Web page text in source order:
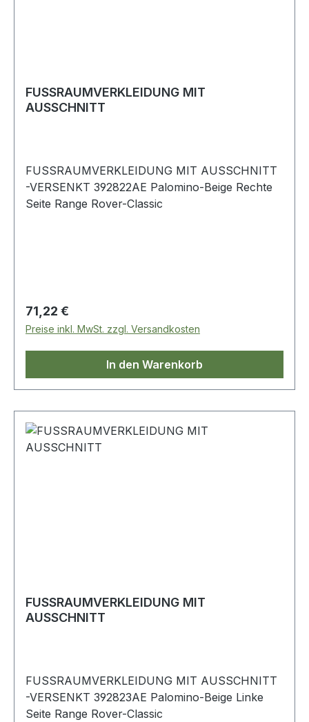
FUSSRAUMVERKLEIDUNG MIT
AUSSCHNITT
FUSSRAUMVERKLEIDUNG MIT AUSSCHNITT
-VERSENKT 392822AE Palomino-Beige Rechte
Seite Range Rover-Classic
Regulärer Preis:
71,22 €
Preise inkl. MwSt. zzgl. Versandkosten
In den Warenkorb
FUSSRAUMVERKLEIDUNG MIT
AUSSCHNITT
FUSSRAUMVERKLEIDUNG MIT AUSSCHNITT
-VERSENKT 392823AE Palomino-Beige Linke
Seite Range Rover-Classic